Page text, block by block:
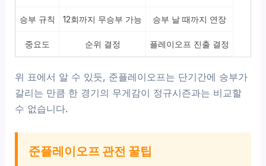
승부 규칙 12회까지 무승부 가능 승부 날 때까지 연장
중요도 순위 결정 플레이오프 진출 결정
위 표에서 알 수 있듯, 준플레이오프는 단기간에 승부가
갈리는 만큼 한 경기의 무게감이 정규시즌과는 비교할
수 없습니다.
준플레이오프 관전 꿀팁